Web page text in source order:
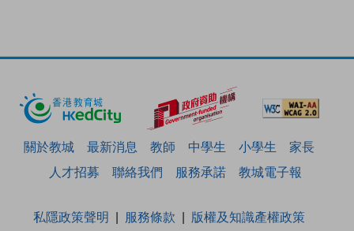
關於教城 最新消息 教師 中學生 小學生
家長
人才招募
聯絡我們 服務承諾 教城電子報
私隱政策聲明 服務條款
版權及知識產權政策